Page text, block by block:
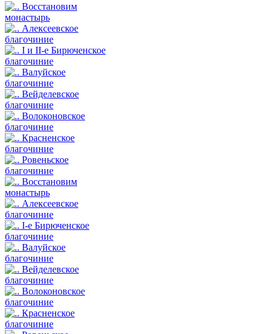
Восстановим
монастырь
Алексеевское
благочиние
I и II-е Бирюченское
благочиние
Валуйское
благочиние
Вейделевское
благочиние
Волоконовское
благочиние
Красненское
благочиние
Ровеньское
благочиние
Восстановим
монастырь
Алексеевское
благочиние
I-е Бирюченское
благочиние
Валуйское
благочиние
Вейделевское
благочиние
Волоконовское
благочиние
Красненское
благочиние